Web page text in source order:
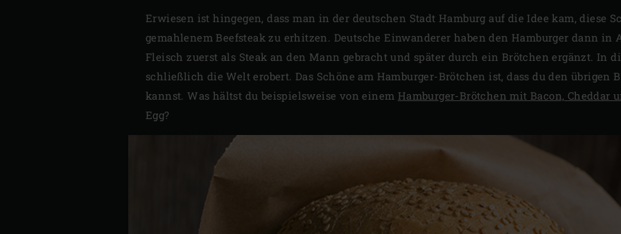
Erwiesen ist hingegen, dass man in der deutschen Stadt Hamburg auf die Idee kam, diese
gemahlenem Beefsteak zu erhitzen. Deutsche Einwanderer haben den Hamburger dann in
Fleisch zuerst als Steak an den Mann gebracht und später durch ein Brötchen ergänzt. In
schließlich die Welt erobert. Das Schöne am Hamburger-Brötchen ist, dass du den übrigen
kannst. Was hältst du beispielsweise von einem Hamburger-Brötchen mit Bacon, Cheddar
Egg?